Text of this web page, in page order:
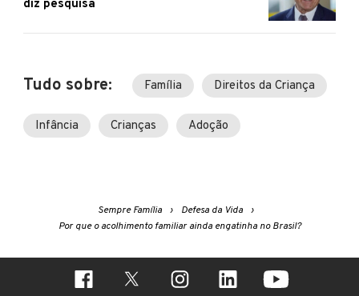
diz pesquisa
Tudo sobre: Família Direitos da Criança
Infância Crianças Adoção
Sempre Família
Defesa da Vida
Por que o acolhimento familiar ainda engatinha no Brasil?